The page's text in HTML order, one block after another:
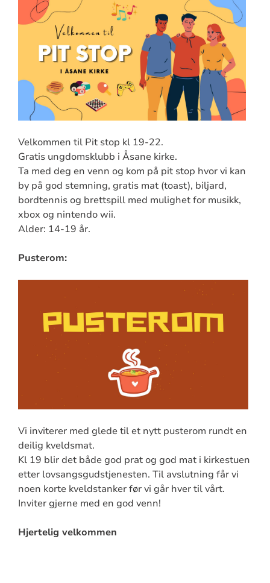
Velkommen til Pit stop kl 19-22.
Gratis ungdomsklubb i Åsane kirke.
Ta med deg en venn og kom på pit stop hvor vi kan
by på god stemning, gratis mat (toast), biljard,
bordtennis og brettspill med mulighet for musikk,
xbox og nintendo wii.
Alder: 14-19 år.
Pusterom:
Vi inviterer med glede til et nytt pusterom rundt en
deilig kveldsmat.
Kl 19 blir det både god prat og god mat i kirkestuen
etter lovsangsgudstjenesten. Til avslutning får vi
noen korte kveldstanker før vi går hver til vårt.
Inviter gjerne med en god venn!
Hjertelig velkommen